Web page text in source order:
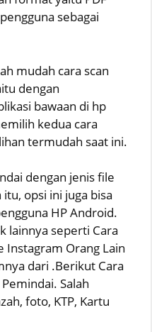
sebagai
mudah cara scan
dengan
bawaan di hp
kedua cara
termudah saat ini.
dengan jenis file
opsi ini juga bisa
HP Android.
lainnya seperti Cara
Instagram Orang Lain
dari .Berikut Cara
Salah
foto, KTP, Kartu